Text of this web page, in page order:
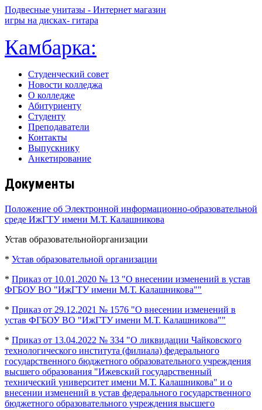
Подвесные унитазы - Интернет магазин
игры на дисках- гитара
Камбарка:
Студенческий совет
Новости колледжа
О колледже
Абитуриенту
Студенту
Преподаватели
Контакты
Выпускнику
Анкетирование
Документы
Положение об Электронной информационно-образовательной
среде ИжГТУ имени М.Т. Калашникова
Устав образовательнойорганизации
* Устав образовательной организации
* Приказ от 10.01.2020 № 13 "О внесении изменений в устав
ФГБОУ ВО "ИжГТУ имени М.Т. Калашникова""
* Приказ от 29.12.2021 № 1576 "О внесении изменений в
устав ФГБОУ ВО "ИжГТУ имени М.Т. Калашникова""
* Приказ от 13.04.2022 № 334 "О ликвидации Чайковского
технологического института (филиала) федерального
государственного бюджетного образовательного учреждения
высшего образования "Ижевский государственный
технический университет имени М.Т. Калашникова" и о
внесении изменений в устав федерального государственного
бюджетного образовательного учреждения высшего